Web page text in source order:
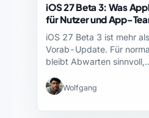
iOS 27 Beta 3: Was
für Nutzer und App-
iOS 27 Beta 3 ist mehr
Vorab-Update. Für
bleibt Abwarten
Wolfgang